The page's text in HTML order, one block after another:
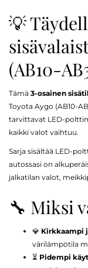
💡
(AB10-
Tämä 3-osainen
Toyota Aygo (AB10-
tarvittavat LED-
kaikki valot vaihtuu.
Sarja sisältää LED-
autossasi on
jalkatilan valot,
🔧 Miksi
💎 Kirkkaampi
värilämpötila
⏳ Pidempi